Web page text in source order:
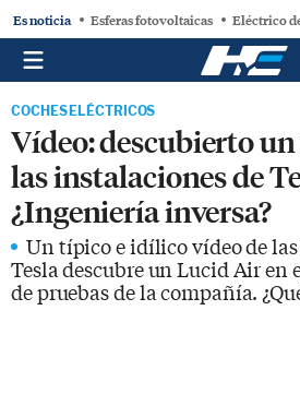
Es noticia Esferas fotovoltaicas Eléctrico
COCHES ELÉCTRICOS
Vídeo: descubierto
las instalaciones de
¿Ingeniería inversa?
Un típico e idílico vídeo de
Tesla descubre un Lucid Air en
de pruebas de la compañía.